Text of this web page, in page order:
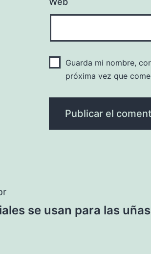
Guarda mi nombre,
próxima vez que
se usan para las uñas